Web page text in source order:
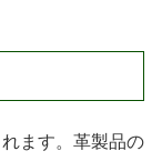
ます。革製品の